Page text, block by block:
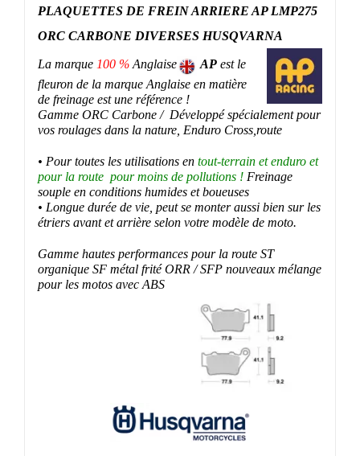
PLAQUETTES DE FREIN ARRIERE AP LMP275
ORC CARBONE DIVERSES HUSQVARNA
La marque 100 %Anglaise APest le
fleuron de la marque Anglaise en matière
de freinage est une référence !
Gamme ORC Carbone / Développé spécialement pour
vos roulages dans la nature, Enduro Cross,route
• Pour toutes les utilisations entout-terrain et enduro et
pour la route pour moins de pollutions ! Freinage
souple en conditions humides et boueuses
• Longue durée de vie, peut se monter aussi bien sur les
étriers avant et arrière selon votre modèle de moto.
Gamme hautes performances pour la route ST
organique SF métal frité ORR / SFP nouveaux mélange
pour les motos avec ABS